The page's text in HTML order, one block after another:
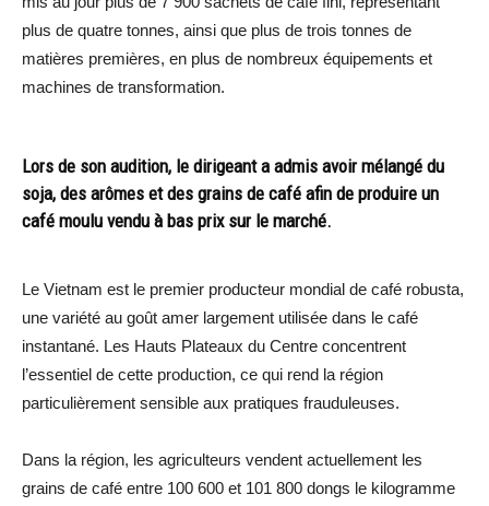
plus de quatre tonnes, ainsi que plus de trois tonnes de
matières premières, en plus de nombreux équipements et
machines de transformation.
Lors de son audition, le dirigeant a admis avoir mélangé du
soja, des arômes et des grains de café afin de produire un
café moulu vendu à bas prix sur le marché.
Le Vietnam est le premier producteur mondial de café robusta,
une variété au goût amer largement utilisée dans le café
instantané. Les Hauts Plateaux du Centre concentrent
l’essentiel de cette production, ce qui rend la région
particulièrement sensible aux pratiques frauduleuses.
Dans la région, les agriculteurs vendent actuellement les
grains de café entre 100 600 et 101 800 dongs le kilogramme